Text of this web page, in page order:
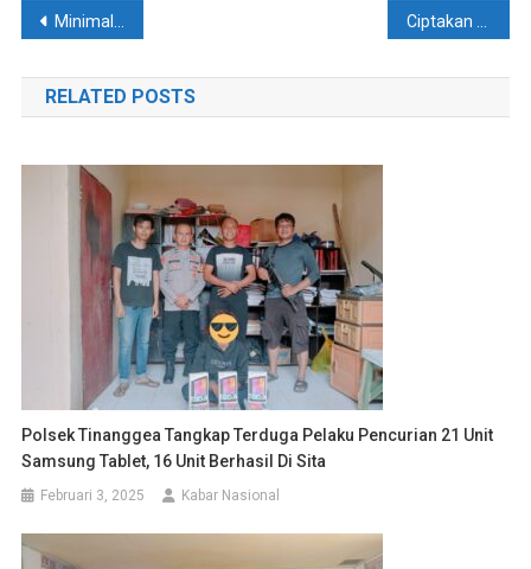
Navigasi
pos
Minimalisir Aksi Kejahatan, Polsek Benua Patrolikan Personelnya Di Pasar Tradisional Ciptakan Kamtibmas Kondusif, Polsek Benua Gencar Laksanakan Patroli
RELATED POSTS
Polsek Tinanggea Tangkap Terduga Pelaku Pencurian 21 Unit
Samsung Tablet, 16 Unit Berhasil Di Sita
Februari 3, 2025 Kabar Nasional